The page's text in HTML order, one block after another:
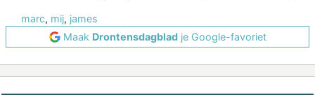
marc, mij, james
Maak Drontensdagbladje Google-favoriet